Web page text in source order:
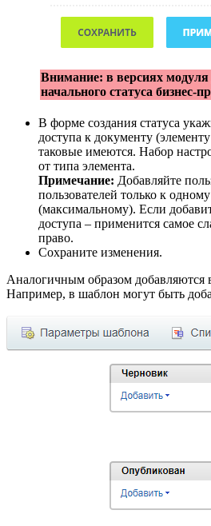
Внимание: в версиях модуля
начального статуса бизнес-
В форме создания статуса
доступа к документу
таковые имеются. Набор
от типа элемента.
Примечание: Добавляйте
пользователей только к
(максимальному). Если
доступа – применится самое
право.
Сохраните изменения.
Аналогичным образом добавляются
Например, в шаблон могут быть